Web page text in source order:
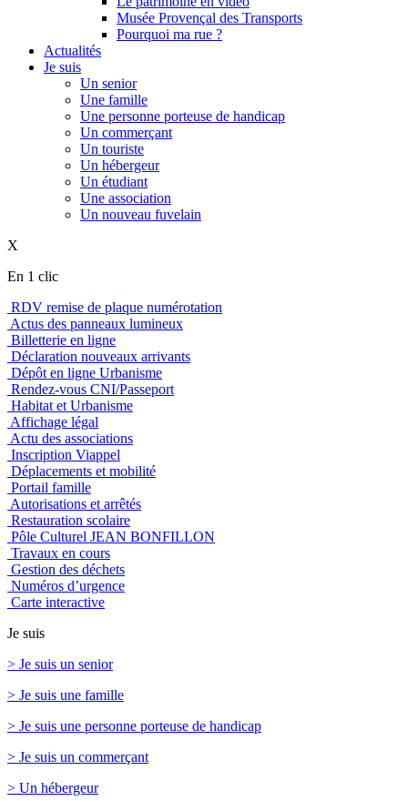
Musée Provençal des Transports
Pourquoi ma rue ?
Actualités
Je suis
Un senior
Une famille
Une personne porteuse de handicap
Un commerçant
Un touriste
Un hébergeur
Un étudiant
Une association
Un nouveau fuvelain
X
En 1 clic
RDV remise de plaque numérotation
Actus des panneaux lumineux
Billetterie en ligne
Déclaration nouveaux arrivants
Dépôt en ligne Urbanisme
Rendez-vous CNI/Passeport
Habitat et Urbanisme
Affichage légal
Actu des associations
Inscription Viappel
Déplacements et mobilité
Portail famille
Autorisations et arrêtés
Restauration scolaire
Pôle Culturel JEAN BONFILLON
Travaux en cours
Gestion des déchets
Numéros d’urgence
Carte interactive
Je suis
> Je suis un senior
> Je suis une famille
> Je suis une personne porteuse de handicap
> Je suis un commerçant
> Un hébergeur